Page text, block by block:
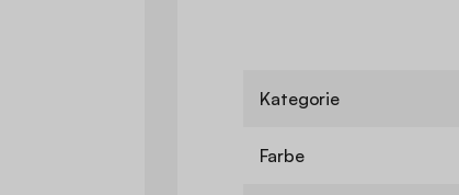
Kategorie
Farbe